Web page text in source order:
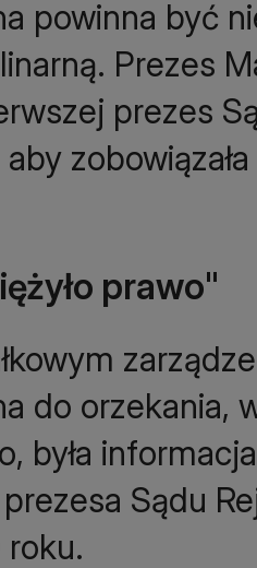
powinna być
Prezes
prezes
aby
prawo"
do orzekania,
była
Sądu